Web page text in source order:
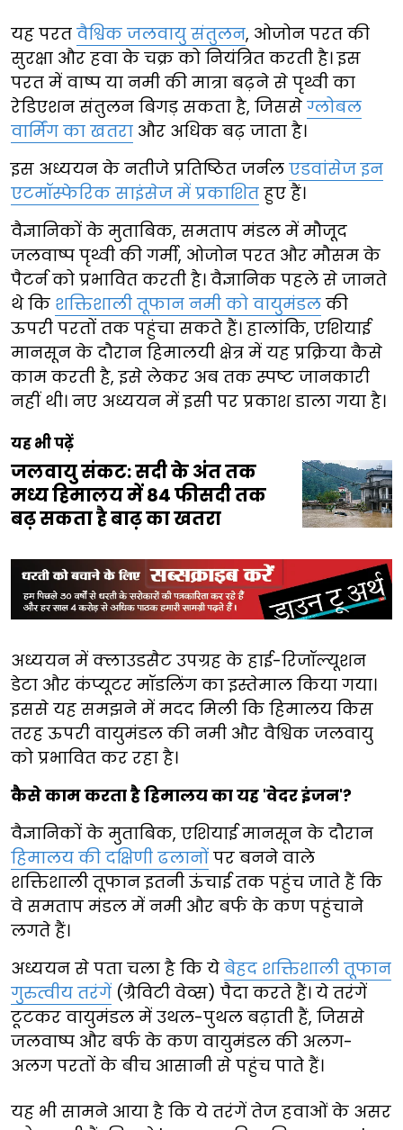
यह परत वैश्विक जलवायु संतुलन, ओजोन परत की
सुरक्षा और हवा के चक्र को नियंत्रित करती है। इस
परत में वाष्प या नमी की मात्रा बढ़ने से पृथ्वी का
रेडिएशन संतुलन बिगड़ सकता है, जिससे ग्लोबल
वार्मिंग का खतरा और अधिक बढ़ जाता है।
इस अध्ययन के नतीजे प्रतिष्ठित जर्नल एडवांसेज इन
एटमॉस्फेरिक साइंसेज में प्रकाशित हुए हैं।
वैज्ञानिकों के मुताबिक, समताप मंडल में मौजूद
जलवाष्प पृथ्वी की गर्मी, ओजोन परत और मौसम के
पैटर्न को प्रभावित करती है। वैज्ञानिक पहले से जानते
थे कि शक्तिशाली तूफान नमी को वायुमंडल की
ऊपरी परतों तक पहुंचा सकते हैं। हालांकि, एशियाई
मानसून के दौरान हिमालयी क्षेत्र में यह प्रक्रिया कैसे
काम करती है, इसे लेकर अब तक स्पष्ट जानकारी
नहीं थी। नए अध्ययन में इसी पर प्रकाश डाला गया है।
यह भी पढ़ें
जलवायु संकट: सदी के अंत तक
मध्य हिमालय में 84 फीसदी तक
बढ़ सकता है बाढ़ का खतरा
अध्ययन में क्लाउडसैट उपग्रह के हाई-रिजॉल्यूशन
डेटा और कंप्यूटर मॉडलिंग का इस्तेमाल किया गया।
इससे यह समझने में मदद मिली कि हिमालय किस
तरह ऊपरी वायुमंडल की नमी और वैश्विक जलवायु
को प्रभावित कर रहा है।
कैसे काम करता है हिमालय का यह 'वेदर इंजन'?
वैज्ञानिकों के मुताबिक, एशियाई मानसून के दौरान
हिमालय की दक्षिणी ढलानों पर बनने वाले
शक्तिशाली तूफान इतनी ऊंचाई तक पहुंच जाते हैं कि
वे समताप मंडल में नमी और बर्फ के कण पहुंचाने
लगते हैं।
अध्ययन से पता चला है कि ये बेहद शक्तिशाली तूफान
गुरुत्वीय तरंगें (ग्रैविटी वेव्स) पैदा करते हैं। ये तरंगें
टूटकर वायुमंडल में उथल-पुथल बढ़ाती हैं, जिससे
जलवाष्प और बर्फ के कण वायुमंडल की अलग-
अलग परतों के बीच आसानी से पहुंच पाते हैं।
यह भी सामने आया है कि ये तरंगें तेज हवाओं के असर